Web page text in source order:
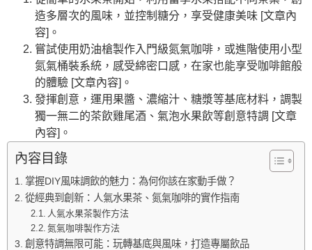
造多層次的風味，並控制糖分，享受健康美味 [文章內
容]。
嘗試使用奶油槍製作入門級氮氣咖啡，或進階使用小型
氮氣桶裝系統，感受綿密口感，在家也能享受咖啡館般
的體驗 [文章內容]。
發揮創意，運用果醬、濃縮汁、糖漿等基底材料，調製
獨一無二的茶飲雞尾酒、氣泡水果飲等創意特調 [文章
內容]。
內容目錄
掌握DIY風味調飲的魅力：為何你該在家動手做？
從經典到創新：人氣水果茶、氮氣咖啡的實作指南
人氣水果茶製作方法
氮氣咖啡製作方法
創意特調無限可能：玩轉基底與風味，打造專屬飲品